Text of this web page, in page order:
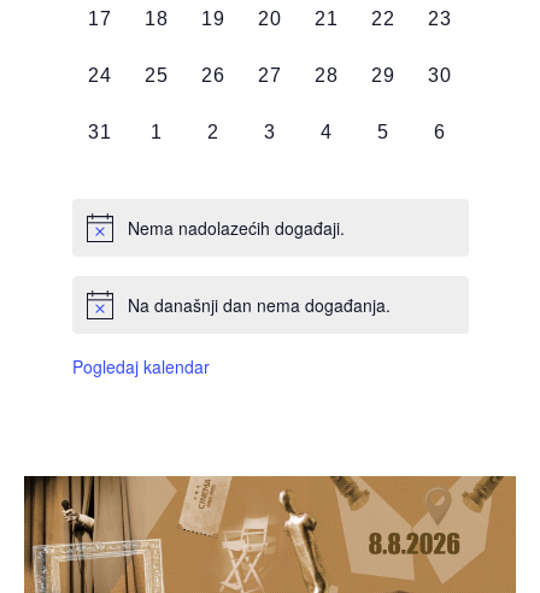
0
17
0
18
0
19
0
20
0
21
0
22
0
23
0
24
0
25
0
26
0
27
0
28
0
29
0
30
0
31
0
1
0
2
0
3
0
4
0
5
0
6
Nema nadolazećih događaji.
Na današnji dan nema događanja.
Pogledaj kalendar